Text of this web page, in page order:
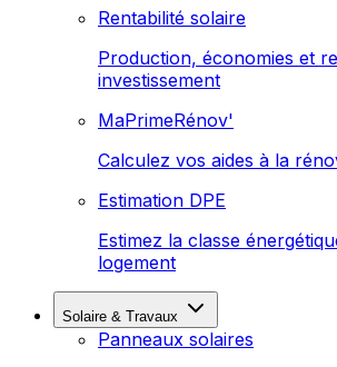
Rentabilité solaire
Production, économies et
investissement
MaPrimeRénov'
Calculez vos aides à la
Estimation DPE
Estimez la classe
logement
Solaire & Travaux
Panneaux solaires